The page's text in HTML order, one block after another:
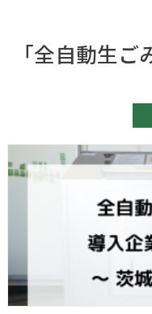
「全自動生